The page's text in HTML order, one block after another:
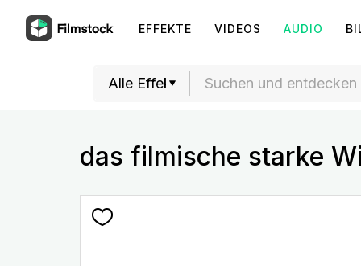
EFFEKTE VIDEOS AUDIO
das filmische starke